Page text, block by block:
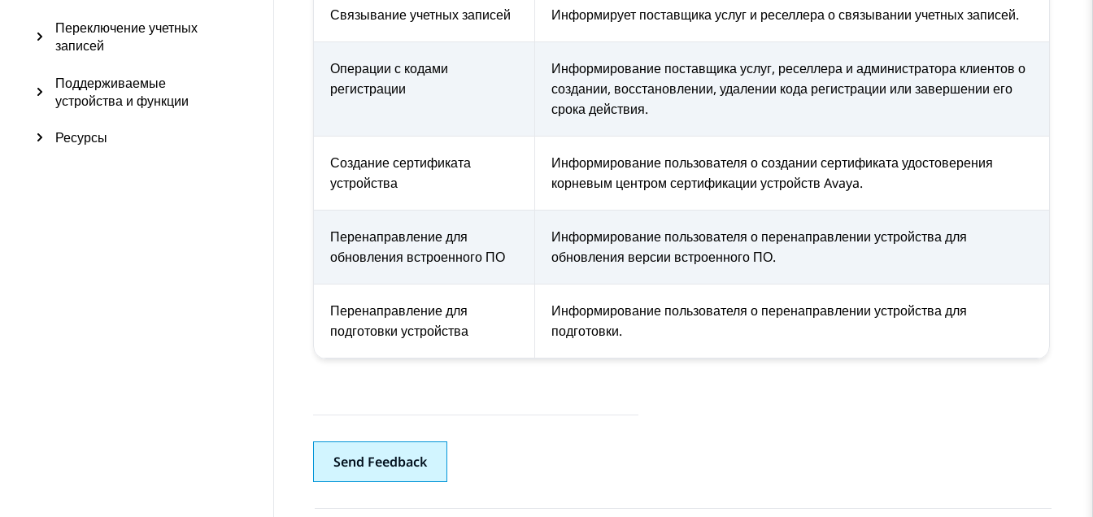
Переключение учетных
записей
Поддерживаемые
устройства и функции
Ресурсы
Связывание учетных записей Информирует поставщика услуг и реселлера о связывании учетных записей.
Операции с кодами
регистрации
Информирование поставщика услуг, реселлера и администратора клиентов о
создании, восстановлении, удалении кода регистрации или завершении его
срока действия.
Создание сертификата
устройства
Информирование пользователя о создании сертификата удостоверения
корневым центром сертификации устройств Avaya.
Перенаправление для
обновления встроенного ПО
Информирование пользователя о перенаправлении устройства для
обновления версии встроенного ПО.
Перенаправление для
подготовки устройства
Информирование пользователя о перенаправлении устройства для
подготовки.
Send Feedback